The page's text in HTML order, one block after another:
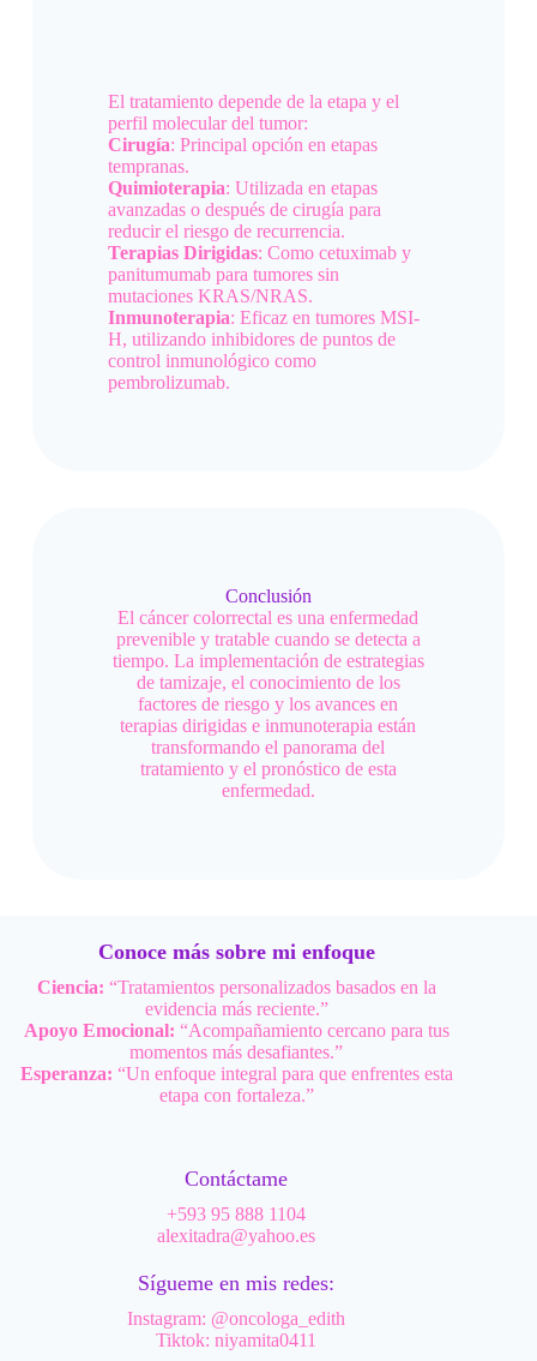
El tratamiento depende de la etapa y el
perfil molecular del tumor:
Cirugía: Principal opción en etapas
tempranas.
Quimioterapia: Utilizada en etapas
avanzadas o después de cirugía para
reducir el riesgo de recurrencia.
Terapias Dirigidas: Como cetuximab y
panitumumab para tumores sin
mutaciones KRAS/NRAS.
Inmunoterapia: Eficaz en tumores MSI-
H, utilizando inhibidores de puntos de
control inmunológico como
pembrolizumab.
Conclusión
El cáncer colorrectal es una enfermedad
prevenible y tratable cuando se detecta a
tiempo. La implementación de estrategias
de tamizaje, el conocimiento de los
factores de riesgo y los avances en
terapias dirigidas e inmunoterapia están
transformando el panorama del
tratamiento y el pronóstico de esta
enfermedad.
Conoce más sobre mi enfoque
Ciencia: “Tratamientos personalizados basados en la
evidencia más reciente.”
Apoyo Emocional: “Acompañamiento cercano para tus
momentos más desafiantes.”
Esperanza: “Un enfoque integral para que enfrentes esta
etapa con fortaleza.”
Contáctame
+593 95 888 1104
alexitadra@yahoo.es
Sígueme en mis redes:
Instagram: @oncologa_edith
Tiktok: niyamita0411